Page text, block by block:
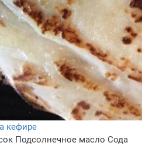
кефире
Подсолнечное масло Сода